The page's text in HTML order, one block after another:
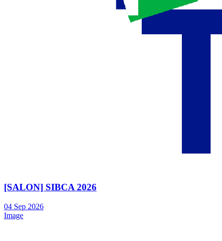
[SALON] SIBCA 2026
04 Sep 2026
Image